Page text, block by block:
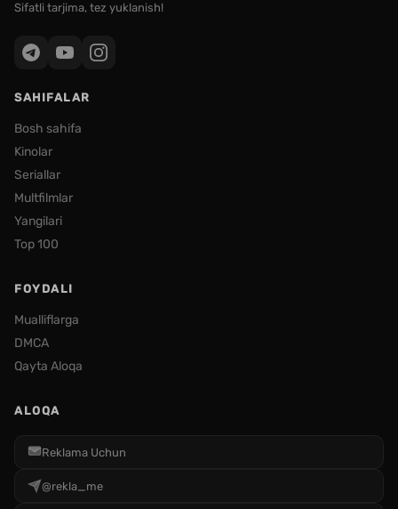
Sifatli tarjima, tez yuklanish!
SAHIFALAR
Bosh sahifa
Kinolar
Seriallar
Multfilmlar
Yangilari
Top 100
FOYDALI
Mualliflarga
DMCA
Qayta Aloqa
ALOQA
Reklama Uchun
@rekla_me